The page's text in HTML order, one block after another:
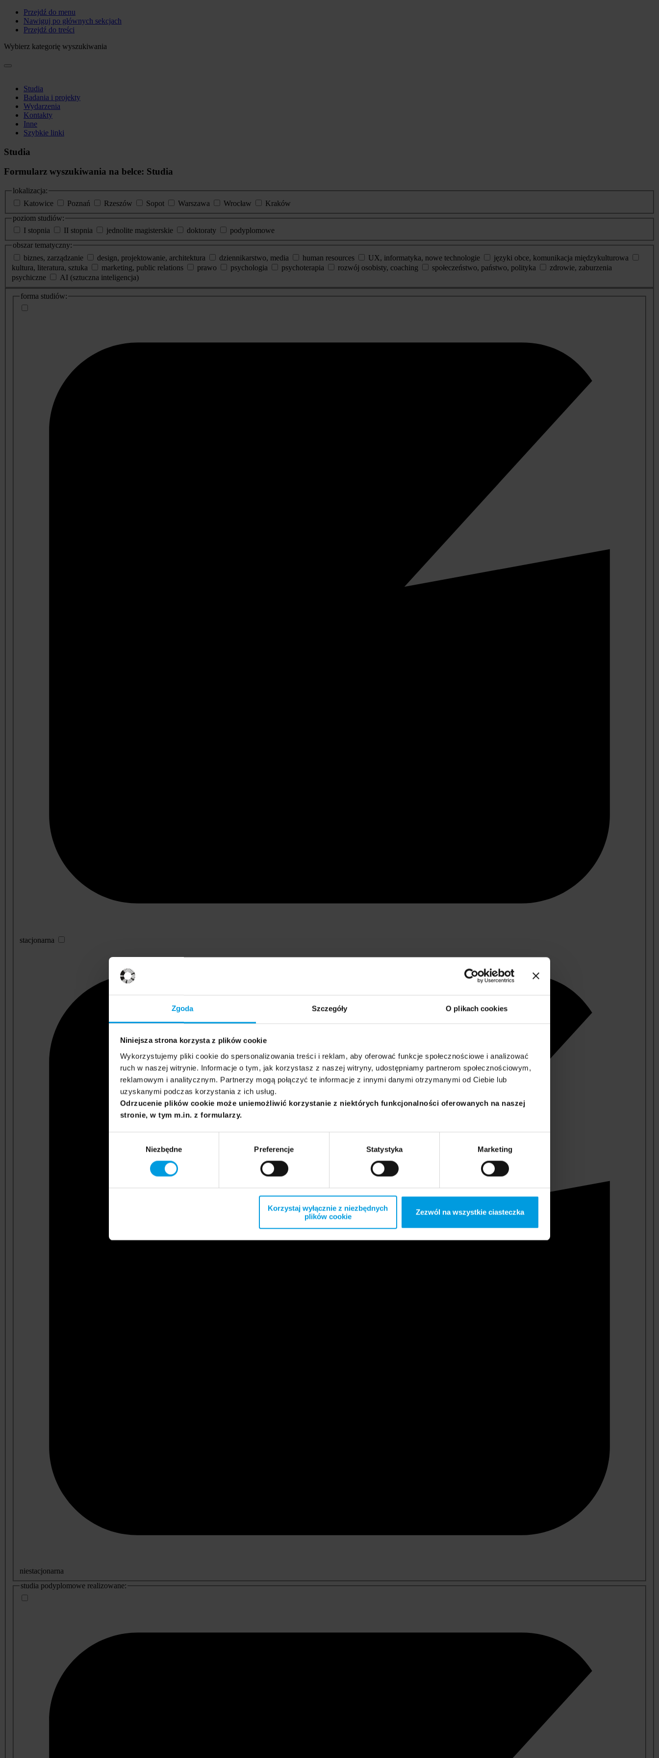
Zgoda Szczegóły O plikach cookies
Niniejsza strona korzysta z plików cookie
Wykorzystujemy pliki cookie do spersonalizowania treści i reklam, aby oferować funkcje społecznościowe i analizować
ruch w naszej witrynie. Informacje o tym, jak korzystasz z naszej witryny, udostępniamy partnerom społecznościowym,
reklamowym i analitycznym. Partnerzy mogą połączyć te informacje z innymi danymi otrzymanymi od Ciebie lub
uzyskanymi podczas korzystania z ich usług.
Odrzucenie plików cookie może uniemożliwić korzystanie z niektórych funkcjonalności oferowanych na naszej
stronie, w tym m.in. z formularzy.
Niezbędne Preferencje Statystyka Marketing
Korzystaj wyłącznie z niezbędnych
plików cookie
Zezwól na wszystkie ciasteczka
Przejdź do menu
Nawiguj po głównych sekcjach
Przejdź do treści
Wybierz kategorię wyszukiwania
Studia
Badania i projekty
Wydarzenia
Kontakty
Inne
Szybkie linki
Studia
Formularz wyszukiwania na belce: Studia
lokalizacja:
Katowice
Poznań Rzeszów Sopot Warszawa Wrocław
Kraków
poziom studiów:
I stopnia
II stopnia jednolite magisterskie doktoraty
podyplomowe
obszar tematyczny:
biznes, zarządzanie
design, projektowanie, architektura dziennikarstwo, media human resources UX, informatyka, nowe technologie
języki obce, komunikacja międzykulturowa
kultura, literatura, sztuka
marketing, public relations prawo psychologia psychoterapia rozwój osobisty, coaching społeczeństwo, państwo, polityka
zdrowie, zaburzenia
psychiczne
AI (sztuczna inteligencja)
dodatkowe
informacje
forma studiów:
stacjonarna
niestacjonarna
studia podyplomowe realizowane: